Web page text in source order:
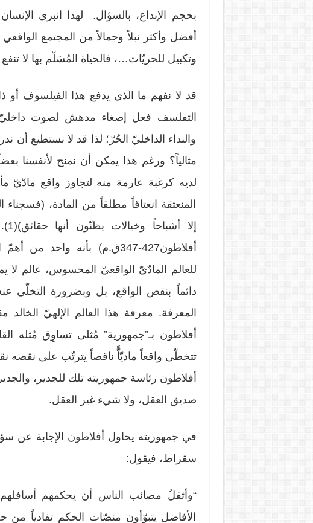
بحجم الإبداع، بالسؤال. لهذا انبرى
أفضل وأكثر نبلاً وجمالاً من المجتمع
وتكبيل للحريّات…، فالحياة المُسَلّم بها لا
قد لا نفهم ما الذي يدفع هذا الفيلسوف أو
التفلسف فعل إصغاء مدهش لصوت داخليّ
والنداء الداخليّ الحُرّ؛ لذا قد لا نستطيع أن
مثالياً؟ ورغم هذا يمكن أن نمنح لأنفسنا
لديه كرغبة عارمة منه لتجاوز واقع مادّيّ
المنعتقة انعتاقاً مطلقاً من المادة،
أفلاطون427-347ق.م) بأنه
للعالم المادّيّ الواقعيّ المحسوس، عالم لا
دائماً بنقص الواقع، بل وبضرورة
المعرفة. معرفة هذا العالم الإلهيّ
أفلاطون بـ”جمهورية” مُثلى تساوِق مُثله
تتخطّى واقعاً ماديّاًّ ناقصاً يترتّب على نقصه
أفلاطون رئاسة جمهوريته تلك للجدير،
صديق العقل، ولا شيء غير العقل.
في جمهوريته يحاول أفلاطون الإجابة عن
سقراط، فيقول:
“وأثقلُ مصائب الناس أن يحكمهم
الأفاضل يتبوّأون منصّات الحكم تفادياً